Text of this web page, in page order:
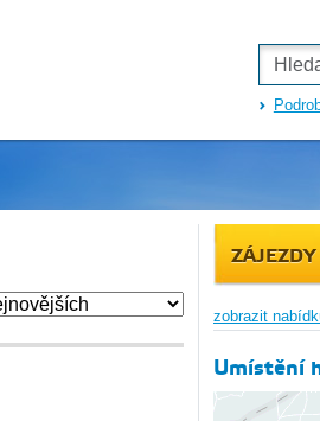
zobrazit
Umístění